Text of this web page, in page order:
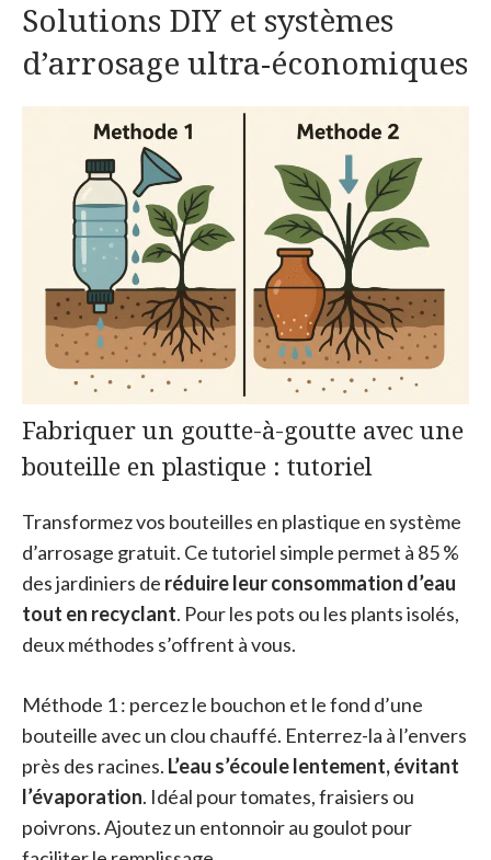
Solutions DIY et systèmes
d’arrosage ultra-économiques
Fabriquer un goutte-à-goutte avec une
bouteille en plastique : tutoriel
Transformez vos bouteilles en plastique en système
d’arrosage gratuit. Ce tutoriel simple permet à 85 %
des jardiniers de réduire leur consommation d’eau
tout en recyclant. Pour les pots ou les plants isolés,
deux méthodes s’offrent à vous.
Méthode 1 : percez le bouchon et le fond d’une
bouteille avec un clou chauffé. Enterrez-la à l’envers
près des racines. L’eau s’écoule lentement, évitant
l’évaporation. Idéal pour tomates, fraisiers ou
poivrons. Ajoutez un entonnoir au goulot pour